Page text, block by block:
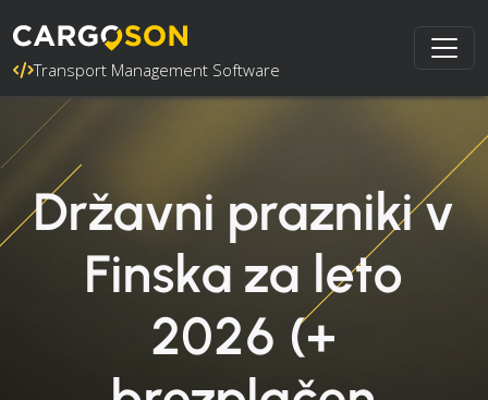
Transport Management Software
Državni prazniki v
Finska za leto
2026 (+